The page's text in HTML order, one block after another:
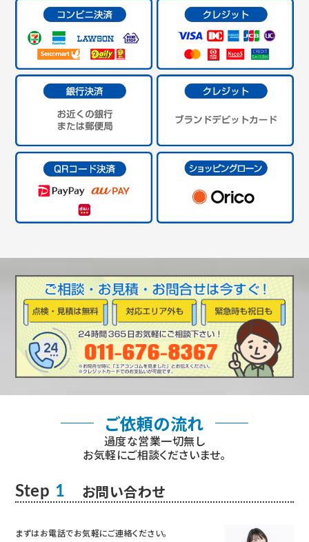
ご依頼の流れ
過度な営業一切無し
お気軽にご相談くださいませ。
Step 1 お問い合わせ
まずはお電話でお気軽にご連絡ください。